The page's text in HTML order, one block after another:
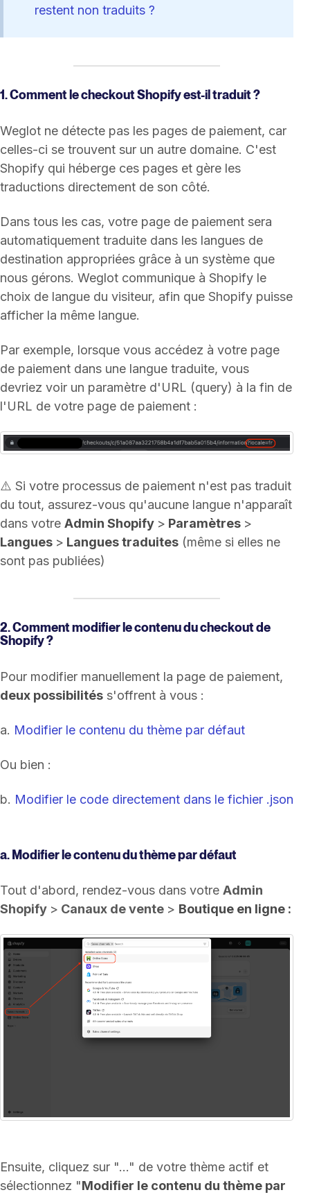
restent non traduits ?
1. Comment le checkout Shopify est-il traduit ?
Weglot ne détecte pas les pages de paiement, car
celles-ci se trouvent sur un autre domaine. C'est
Shopify qui héberge ces pages et gère les
traductions directement de son côté.
Dans tous les cas, votre page de paiement sera
automatiquement traduite dans les langues de
destination appropriées grâce à un système que
nous gérons. Weglot communique à Shopify le
choix de langue du visiteur, afin que Shopify puisse
afficher la même langue.
Par exemple, lorsque vous accédez à votre page
de paiement dans une langue traduite, vous
devriez voir un paramètre d'URL (query) à la fin de
l'URL de votre page de paiement :
⚠️ Si votre processus de paiement n'est pas traduit
du tout, assurez-vous qu'aucune langue n'apparaît
dans votre Admin Shopify > Paramètres >
Langues > Langues traduites (même si elles ne
sont pas publiées)
2. Comment modifier le contenu du checkout de
Shopify ?
Pour modifier manuellement la page de paiement,
deux possibilités s'offrent à vous :
a. Modifier le contenu du thème par défaut
Ou bien :
b. Modifier le code directement dans le fichier .json
a. Modifier le contenu du thème par défaut
Tout d'abord, rendez-vous dans votre Admin
Shopify > Canaux de vente > Boutique en ligne :
Ensuite, cliquez sur "..." de votre thème actif et
sélectionnez "Modifier le contenu du thème par